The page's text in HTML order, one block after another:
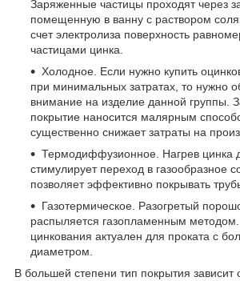
Заряженные частицы проходят через
помещенную в ванну с раствором
счет электролиза поверхность
частицами цинка.
Холодное. Если нужно купить
при минимальных затратах, то нужно
внимание на изделие данной группы.
покрытие наносится малярным
существенно снижает затраты на
Термодиффузионное. Нагрев цинка
стимулирует переход в газообразное
позволяет эффективно покрывать
Газотермическое. Разогретый
распыляется газопламенным методом.
цинкования актуален для проката с
диаметром.
В большей степени тип покрытия зависит